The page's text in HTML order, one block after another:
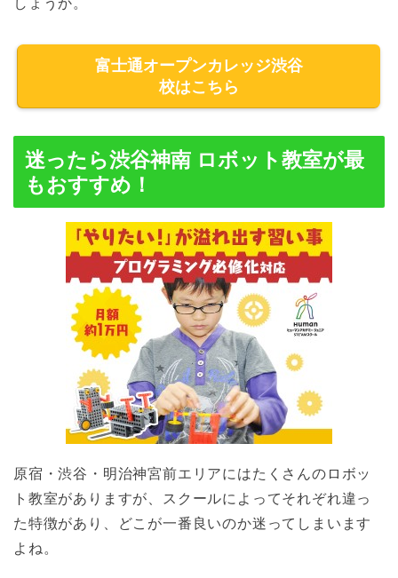
しょうか。
富士通オープンカレッジ渋谷
校はこちら
迷ったら渋谷神南 ロボット教室が最
もおすすめ！
原宿・渋谷・明治神宮前エリアにはたくさんのロボッ
ト教室がありますが、スクールによってそれぞれ違っ
た特徴があり、どこが一番良いのか迷ってしまいます
よね。